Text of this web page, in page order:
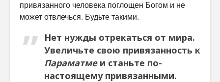
привязанного человека поглощен Богом и не
может отвлечься. Будьте такими.
Нет нужды отрекаться от мира.
Увеличьте свою привязанность к
Параматмеи станьте по-
настоящему привязанными.